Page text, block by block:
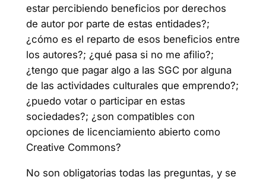
estar percibiendo beneficios por derechos
de autor por parte de estas entidades?;
¿cómo es el reparto de esos beneficios entre
los autores?; ¿qué pasa si no me afilio?;
¿tengo que pagar algo a las SGC por alguna
de las actividades culturales que emprendo?;
¿puedo votar o participar en estas
sociedades?; ¿son compatibles con
opciones de licenciamiento abierto como
Creative Commons?
No son obligatorias todas las preguntas, y se